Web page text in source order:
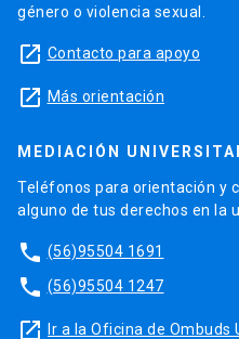
género o violencia sexual.
launch Contacto para apoyo
launch Más orientación
MEDIACIÓN
Teléfonos para orientación y
alguno de tus derechos en la
phone (56)95504 1691
phone (56)95504 1247
launch Ir a la Oficina de Ombuds